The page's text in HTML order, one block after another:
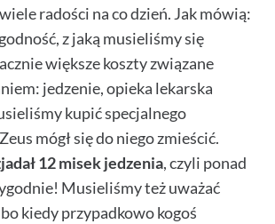
radości na co dzień. Jak mówią:
z jaką musieliśmy się
większe koszty związane
jedzenie, opieka lekarska
kupić specjalnego
mógł się do niego zmieścić.
12 misek jedzenia, czyli ponad
Musieliśmy też uważać
kiedy przypadkowo kogoś